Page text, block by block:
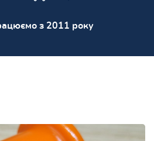
з 2011 року